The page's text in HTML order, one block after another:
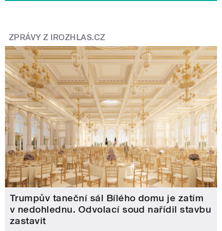
ZPRÁVY Z IROZHLAS.CZ
Trumpův taneční sál Bílého domu je zatím
v nedohlednu. Odvolací soud nařídil stavbu
zastavit